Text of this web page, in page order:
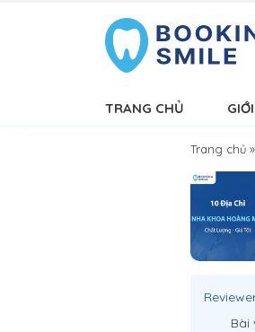
TRANG CHỦ
Trang chủ »
Bài